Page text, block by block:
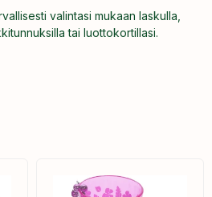
valintasi mukaan laskulla,
tai luottokortillasi.